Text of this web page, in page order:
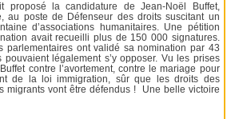
proposé la candidature de Jean-Noël Buffet,
au poste de Défenseur des droits suscitant un
d’associations humanitaires. Une pétition
avait recueilli plus de 150 000 signatures.
parlementaires ont validé sa nomination par 43
pouvaient légalement s’y opposer. Vu les prises
contre l’avortement, contre le mariage pour
de la loi immigration, sûr que les droits des
migrants vont être défendus ! Une belle victoire